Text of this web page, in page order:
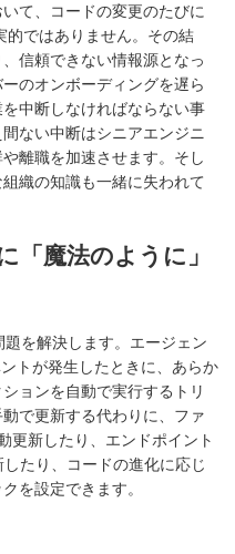
て、コードの変更のたびに
的ではありません。その結
信頼できない情報源となっ
のオンボーディングを遅ら
中断しなければならない事
ない中断はシニアエンジニ
離職を加速させます。そし
織の知識も一緒に失われて
「魔法のように」
題を解決します。エージェン
トが発生したときに、あらか
ョンを自動で実行するトリ
で更新する代わりに、ファ
更新したり、エンドポイント
たり、コードの進化に応じ
を設定できます。